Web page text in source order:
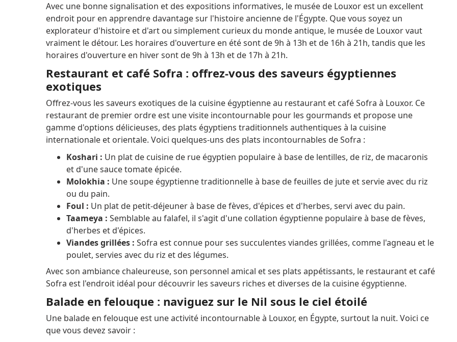
Avec une bonne signalisation et des expositions informatives, le musée de Louxor est un excellent
endroit pour en apprendre davantage sur l'histoire ancienne de l'Égypte. Que vous soyez un
explorateur d'histoire et d'art ou simplement curieux du monde antique, le musée de Louxor vaut
vraiment le détour. Les horaires d'ouverture en été sont de 9h à 13h et de 16h à 21h, tandis que les
horaires d'ouverture en hiver sont de 9h à 13h et de 17h à 21h.
Restaurant et café Sofra : offrez-vous des saveurs égyptiennes
exotiques
Offrez-vous les saveurs exotiques de la cuisine égyptienne au restaurant et café Sofra à Louxor. Ce
restaurant de premier ordre est une visite incontournable pour les gourmands et propose une
gamme d'options délicieuses, des plats égyptiens traditionnels authentiques à la cuisine
internationale et orientale. Voici quelques-uns des plats incontournables de Sofra :
Koshari : Un plat de cuisine de rue égyptien populaire à base de lentilles, de riz, de macaronis
et d'une sauce tomate épicée.
Molokhia : Une soupe égyptienne traditionnelle à base de feuilles de jute et servie avec du riz
ou du pain.
Foul : Un plat de petit-déjeuner à base de fèves, d'épices et d'herbes, servi avec du pain.
Taameya : Semblable au falafel, il s'agit d'une collation égyptienne populaire à base de fèves,
d'herbes et d'épices.
Viandes grillées : Sofra est connue pour ses succulentes viandes grillées, comme l'agneau et le
poulet, servies avec du riz et des légumes.
Avec son ambiance chaleureuse, son personnel amical et ses plats appétissants, le restaurant et café
Sofra est l'endroit idéal pour découvrir les saveurs riches et diverses de la cuisine égyptienne.
Balade en felouque : naviguez sur le Nil sous le ciel étoilé
Une balade en felouque est une activité incontournable à Louxor, en Égypte, surtout la nuit. Voici ce
que vous devez savoir :